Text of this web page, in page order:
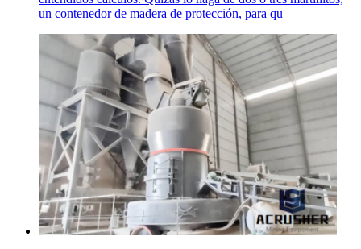
un contenedor de madera de protección, para qu